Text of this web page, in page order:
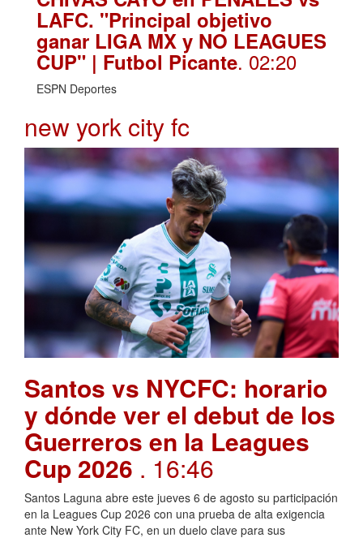
LAFC. "Principal objetivo
ganar LIGA MX y NO LEAGUES
CUP" | Futbol Picante. 02:20
ESPN Deportes
new york city fc
Santos vs NYCFC: horario
y dónde ver el debut de los
Guerreros en la Leagues
Cup 2026 . 16:46
Santos Laguna abre este jueves 6 de agosto su participación
en la Leagues Cup 2026 con una prueba de alta exigencia
ante New York City FC, en un duelo clave para sus